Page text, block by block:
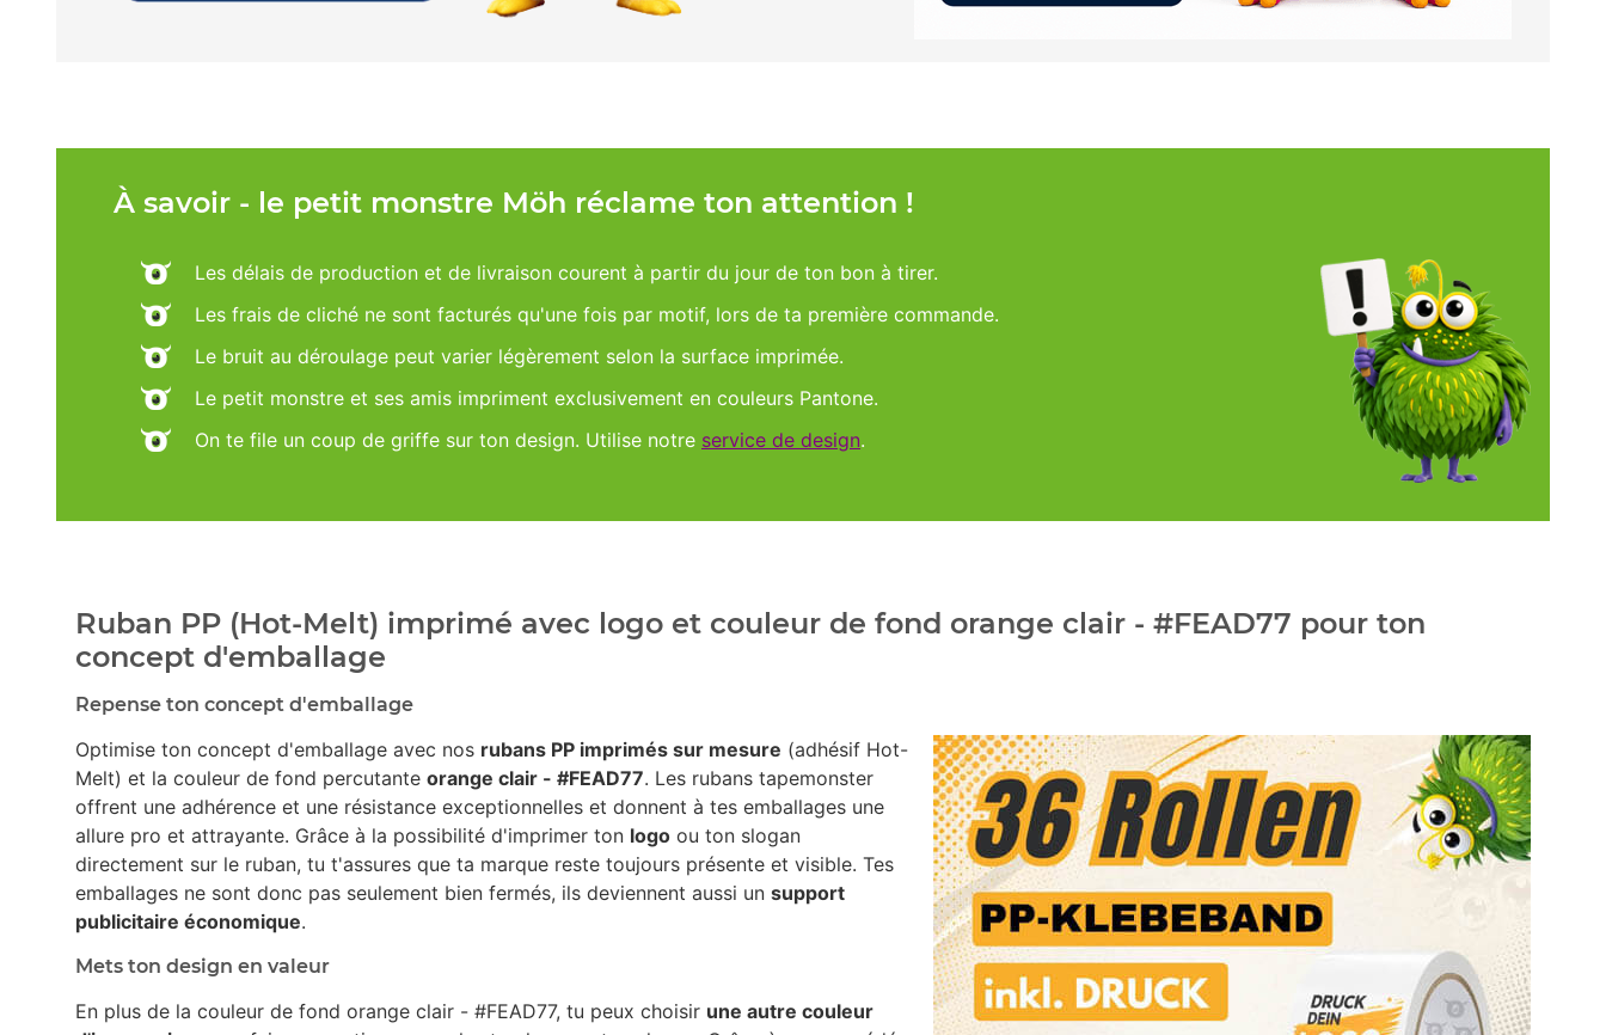
À savoir - le petit monstre Möh réclame ton attention !
Les délais de production et de livraison courent à partir du jour de ton bon à tirer.
Les frais de cliché ne sont facturés qu'une fois par motif, lors de ta première commande.
Le bruit au déroulage peut varier légèrement selon la surface imprimée.
Le petit monstre et ses amis impriment exclusivement en couleurs Pantone.
On te file un coup de griffe sur ton design. Utilise notre service de design.
Ruban PP (Hot-Melt) imprimé avec logo et couleur de fond orange clair - #FEAD77 pour ton
concept d'emballage
Repense ton concept d'emballage
Optimise ton concept d'emballage avec nos rubans PP imprimés sur mesure (adhésif Hot-
Melt) et la couleur de fond percutante orange clair - #FEAD77. Les rubans tapemonster
offrent une adhérence et une résistance exceptionnelles et donnent à tes emballages une
allure pro et attrayante. Grâce à la possibilité d'imprimer ton logo ou ton slogan
directement sur le ruban, tu t'assures que ta marque reste toujours présente et visible. Tes
emballages ne sont donc pas seulement bien fermés, ils deviennent aussi un support
publicitaire économique.
Mets ton design en valeur
En plus de la couleur de fond orange clair - #FEAD77, tu peux choisir une autre couleur